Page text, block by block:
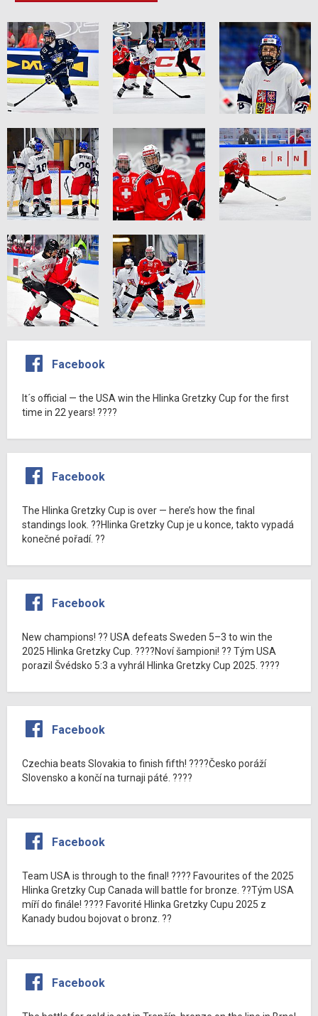
Facebook
It´s official — the USA win the Hlinka Gretzky Cup for the first
time in 22 years! ????
Facebook
The Hlinka Gretzky Cup is over — here’s how the final
standings look. ??Hlinka Gretzky Cup je u konce, takto vypadá
konečné pořadí. ??
Facebook
New champions! ?? USA defeats Sweden 5–3 to win the
2025 Hlinka Gretzky Cup. ????Noví šampioni! ?? Tým USA
porazil Švédsko 5:3 a vyhrál Hlinka Gretzky Cup 2025. ????
Facebook
Czechia beats Slovakia to finish fifth! ????Česko poráží
Slovensko a končí na turnaji páté. ????
Facebook
Team USA is through to the final! ???? Favourites of the 2025
Hlinka Gretzky Cup Canada will battle for bronze. ??Tým USA
míří do finále! ???? Favorité Hlinka Gretzky Cupu 2025 z
Kanady budou bojovat o bronz. ??
Facebook